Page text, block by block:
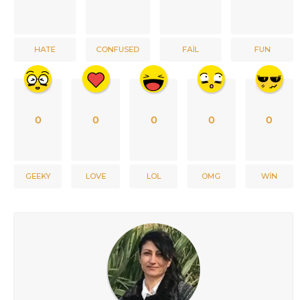
HATE CONFUSED FAIL FUN
0
GEEKY
0
LOVE
0
LOL
0
OMG
0
WIN